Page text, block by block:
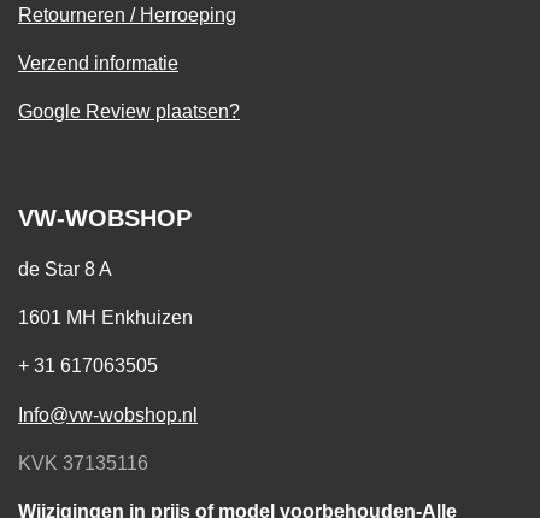
Retourneren / Herroeping
Verzend informatie
Google Review plaatsen?
VW-WOBSHOP
de Star 8 A
1601 MH Enkhuizen
+ 31 617063505
Info@vw-wobshop.nl
KVK 37135116
Wijzigingen in prijs of model voorbehouden-Alle